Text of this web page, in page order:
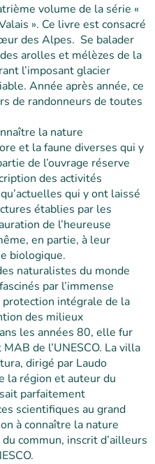
volume de la série «
». Ce livre est consacré
des Alpes. Se balader
arolles et mélèzes de la
l’imposant glacier
Année après année, ce
de randonneurs de toutes
la nature
et la faune diverses qui y
de l’ouvrage réserve
des activités
qui y ont laissé
établies par les
de l’heureuse
en partie, à leur
biologique.
naturalistes du monde
par l’immense
intégrale de la
des milieux
les années 80, elle fur
de l’UNESCO. La villa
dirigé par Laudo
la région et auteur du
parfaitement
scientifiques au grand
à connaître la nature
commun, inscrit d’ailleurs